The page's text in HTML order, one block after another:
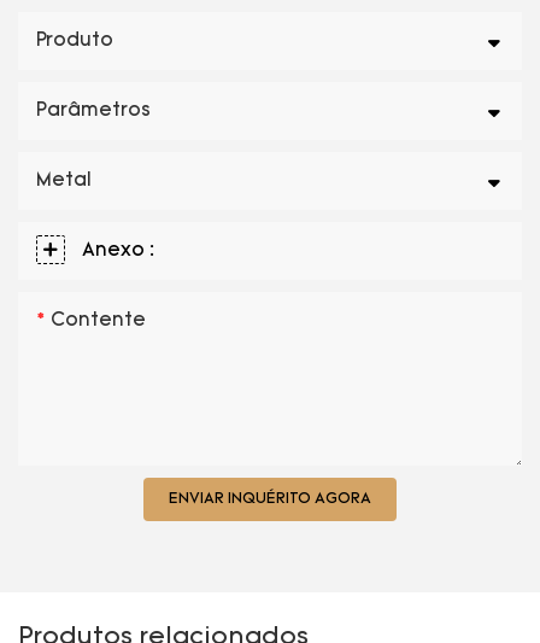
Produto
Parâmetros
Metal
Anexo :
Contente
ENVIAR INQUÉRITO AGORA
Produtos relacionados